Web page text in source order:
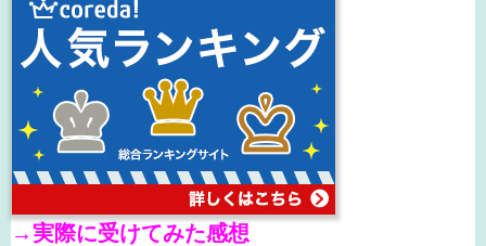
→実際に受けてみた感想